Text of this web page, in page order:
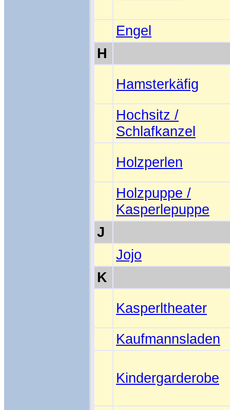
Engel
H
Hamsterkäfig
Hochsitz /
Schlafkanzel
Holzperlen
Holzpuppe /
Kasperlepuppe
J
Jojo
K
Kasperltheater
Kaufmannsladen
Kindergarderobe